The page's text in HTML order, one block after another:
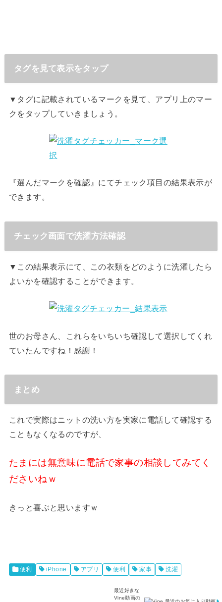
タグを見て表示をタップ
▼タグに記載されているマークを見て、アプリ上のマー
クをタップしていきましょう。
『選んだマークを確認』にてチェック項目の結果表示が
できます。
チェック画面で洗濯方法確認
▼この結果表示にて、この衣類をどのように洗濯したら
よいかを確認することができます。
世のお母さん、これらをいちいち確認して選択してくれ
ていたんですね！感謝！
まとめ
これで実際はニットの洗い方を実家に電話して確認する
こともなくなるのですが、
たまには無意味に電話で家事の相談してみてく
ださいねｗ
きっと喜ぶと思いますｗ
便利 iPhone アプリ 便利 家事 洗濯
『
○
最近好きな
Vine動画の